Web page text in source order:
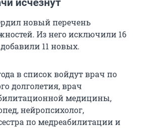
исчезнут
новый перечень
Из него исключили 16
11 новых.
в список войдут врач по
долголетия, врач
медицины,
нейропсихолог,
по медреабилитации и